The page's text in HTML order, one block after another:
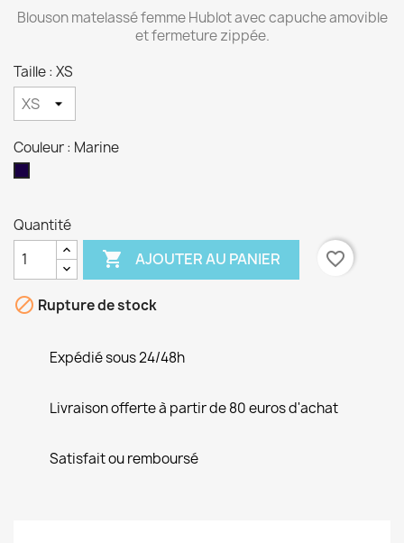
Blouson matelassé femme Hublot avec capuche amovible
et fermeture zippée.
Taille : XS
Couleur : Marine
Quantité
 AJOUTER AU PANIER favorite_border
 Rupture de stock
Expédié sous 24/48h
Livraison offerte à partir de 80 euros d'achat
Satisfait ou remboursé